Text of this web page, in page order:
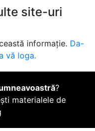
site-uri
informație. Da-
vă loga.
?
materialele de